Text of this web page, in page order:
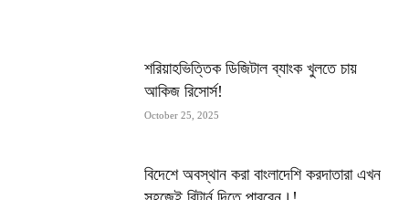
শরিয়াহভিত্তিক ডিজিটাল ব্যাংক খুলতে চায়
আকিজ রিসোর্স!
October 25, 2025
বিদেশে অবস্থান করা বাংলাদেশি করদাতারা এখন